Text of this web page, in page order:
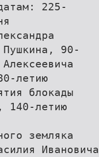
225-
Пушкина, 90-
летию
блокады
140-летию
земляка